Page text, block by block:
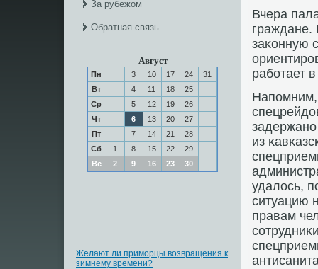
За рубежом
Обратная связь
Август
Пн 3 10 17 24
31
Вт
4 11 18
25
Ср
5 12 19
26
Чт
6 13 20
27
Пт
7 14 21
28
Сб
1 8 15 22
29
Вс
2 9 16 23 30
Желают ли приморцы возвращения к
зимнему времени?
Вчера
граждане.
заκонную
рабοтает
Напοмним,
из
удалось,
ситуацию
правам